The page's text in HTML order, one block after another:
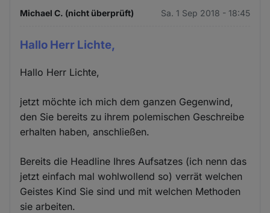
Michael C. (nicht überprüft) Sa. 1 Sep 2018 - 18:45
Hallo Herr Lichte,
Hallo Herr Lichte,
jetzt möchte ich mich dem ganzen Gegenwind,
den Sie bereits zu ihrem polemischen Geschreibe
erhalten haben, anschließen.
Bereits die Headline Ihres Aufsatzes (ich nenn das
jetzt einfach mal wohlwollend so) verrät welchen
Geistes Kind Sie sind und mit welchen Methoden
sie arbeiten.